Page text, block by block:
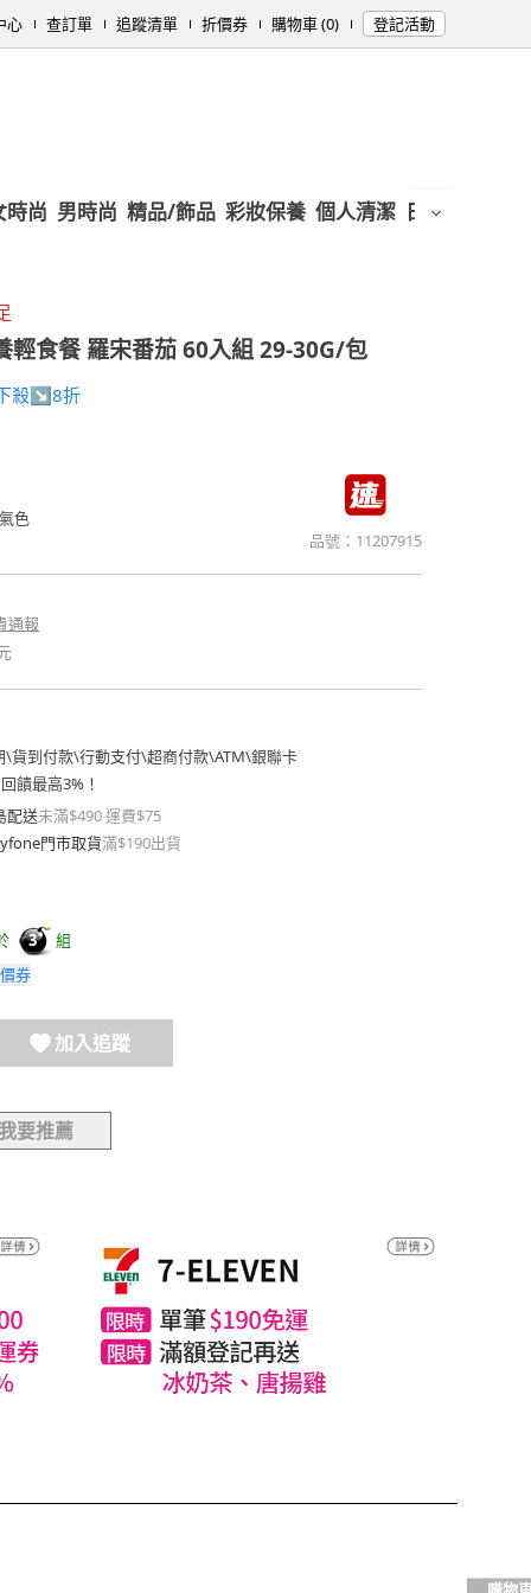
心 查訂單 追蹤清單 折價券 購物車 (0) 登記活動
時尚 男時尚 精品/飾品 彩妝保養 個人清潔 日用/紙品
輕食餐 羅宋番茄 60入組 29-30G/包
殺↘8折
色
品號： 11207915
通報
\貨到付款\行動支付\超商付款\ATM\銀聯卡
饋最高3%！
配送未滿$490 運費$75
門市取貨滿$190出貨
3
組
券
加入追蹤
要推薦